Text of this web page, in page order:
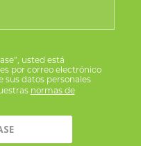
usted está
por correo electrónico
sus datos personales
normas de